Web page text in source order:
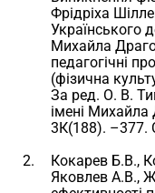
Фрідріха
Українського
Михайла
педагогічні
(фізична
За ред. О. В.
імені
3К(188). –377.
Кокарев Б.В.,
Яковлев А.В.,